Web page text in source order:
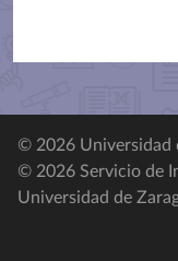
© 2026 Universidad
© 2026 Servicio de
Universidad de